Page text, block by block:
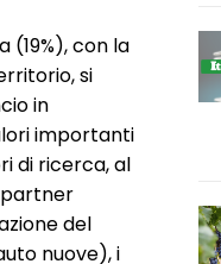
(19%), con la
si
in
importanti
di ricerca, al
partner
del
nuove), i